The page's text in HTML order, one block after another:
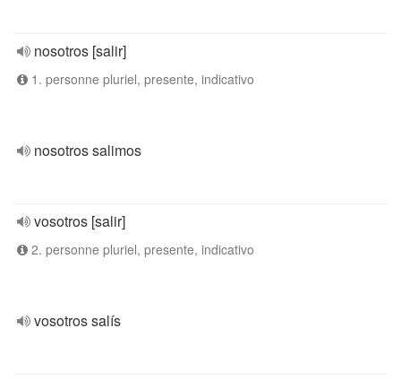
nosotros [salir]
1. personne pluriel, presente, indicativo
nosotros salimos
vosotros [salir]
2. personne pluriel, presente, indicativo
vosotros salís